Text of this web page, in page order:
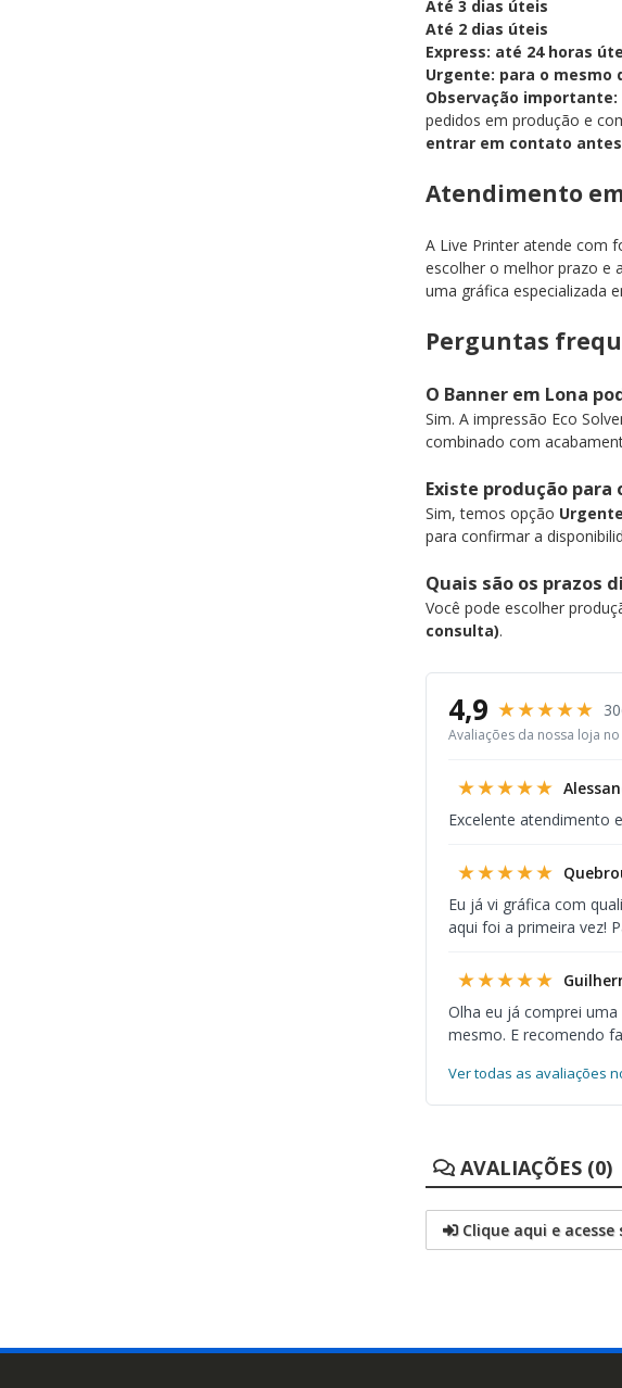
Até 3 dias úteis
Até 2 dias úteis
Express: até 24 horas
Urgente: para o mesmo
Observação importante:
pedidos em produção e
entrar em contato
Atendimento
A Live Printer atende com
escolher o melhor prazo e
uma gráfica especializada
Perguntas
O Banner em Lona
Sim. A impressão Eco
combinado com
Existe produção para
Sim, temos opção
para confirmar a
Quais são os prazos
Você pode escolher
consulta).
4,9 ★★★★★
Avaliações da nossa loja
★★★★★
Excelente atendimento
★★★★★
Eu já vi gráfica com
aqui foi a primeira vez!
★★★★★
Olha eu já comprei
mesmo. E recomendo
Ver todas as avaliações
AVALIAÇÕES (0)
Clique aqui e acesse